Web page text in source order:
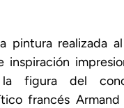
pintura realizada
inspiración
la figura del
francés Armand